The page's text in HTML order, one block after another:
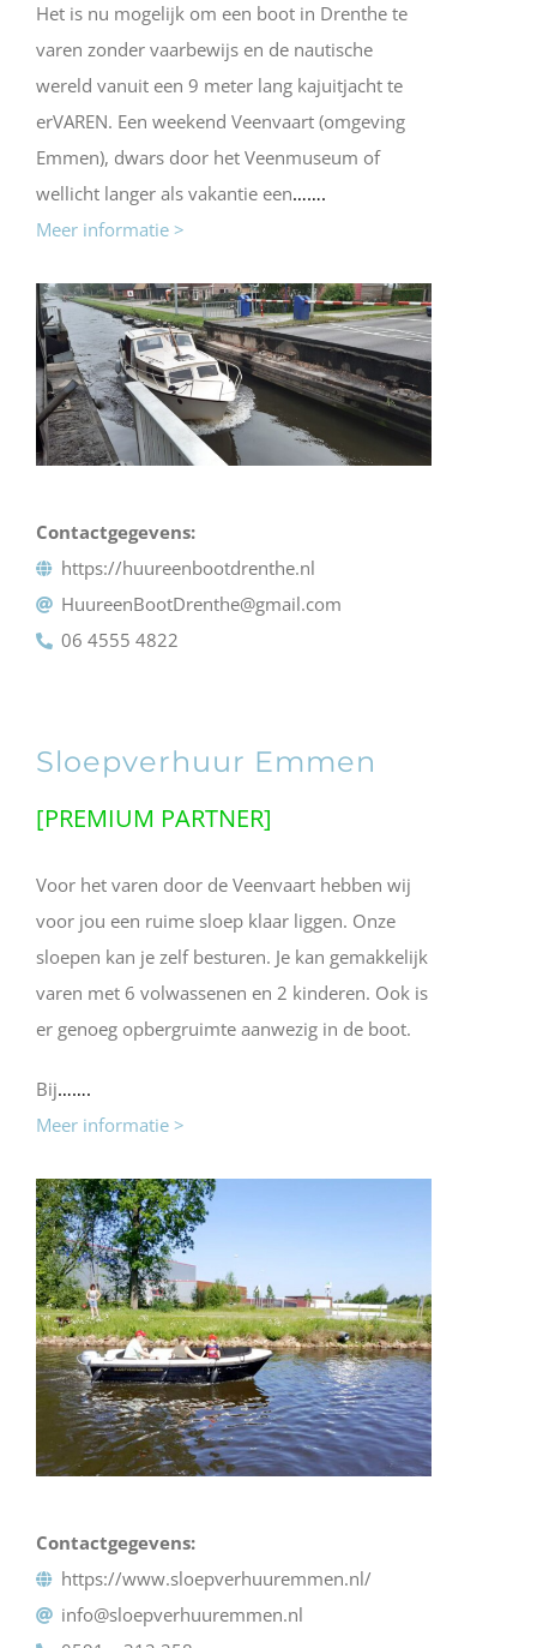
Het is nu mogelijk om een boot in Drenthe te
varen zonder vaarbewijs en de nautische
wereld vanuit een 9 meter lang kajuitjacht te
erVAREN. Een weekend Veenvaart (omgeving
Emmen), dwars door het Veenmuseum of
wellicht langer als vakantie een…….
Meer informatie >
Contactgegevens:
https://huureenbootdrenthe.nl
HuureenBootDrenthe@gmail.com
06 4555 4822
Sloepverhuur Emmen
[PREMIUM PARTNER]
Voor het varen door de Veenvaart hebben wij
voor jou een ruime sloep klaar liggen. Onze
sloepen kan je zelf besturen. Je kan gemakkelijk
varen met 6 volwassenen en 2 kinderen. Ook is
er genoeg opbergruimte aanwezig in de boot.
Bij…….
Meer informatie >
Contactgegevens:
https://www.sloepverhuuremmen.nl/
info@sloepverhuuremmen.nl